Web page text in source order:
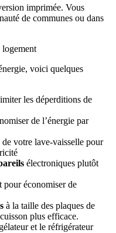
imprimée. Vous
de communes ou dans
logement
voici quelques
les déperditions de
de l’énergie par
de votre lave-vaisselle pour
électroniques plutôt
pour économiser de
à la taille des plaques de
plus efficace.
et le réfrigérateur